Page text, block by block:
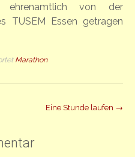
ehrenamtlich von der
TUSEM Essen getragen
Marathon
Eine Stunde laufen →